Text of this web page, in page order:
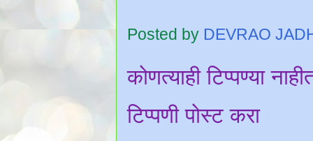
Posted by DEVRAO
कोणत्याही टिप्पण्‍या
टिप्पणी पोस्ट करा